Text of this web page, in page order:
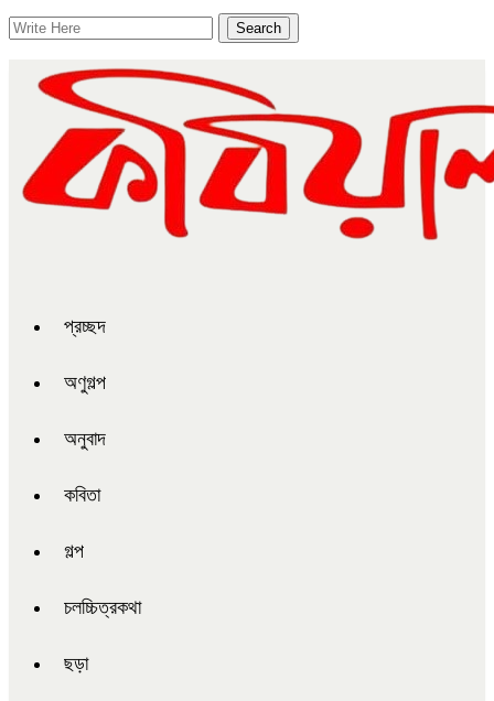
প্রচ্ছদ
অণুগল্প
অনুবাদ
কবিতা
গল্প
চলচ্চিত্রকথা
ছড়া